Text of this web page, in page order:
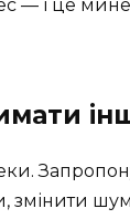
— і це
змінити